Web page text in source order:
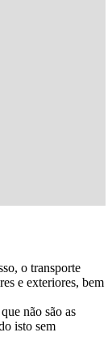
o transporte
e exteriores, bem
não são as
isto sem